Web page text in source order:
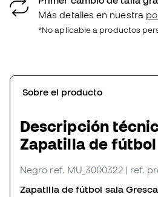
Más detalles en nuestra
*No aplicable a productos
Sobre el producto
Descripción
Zapatilla de
Negro ref. MU_3000322 | ref.
Zapatilla de fútbol sala